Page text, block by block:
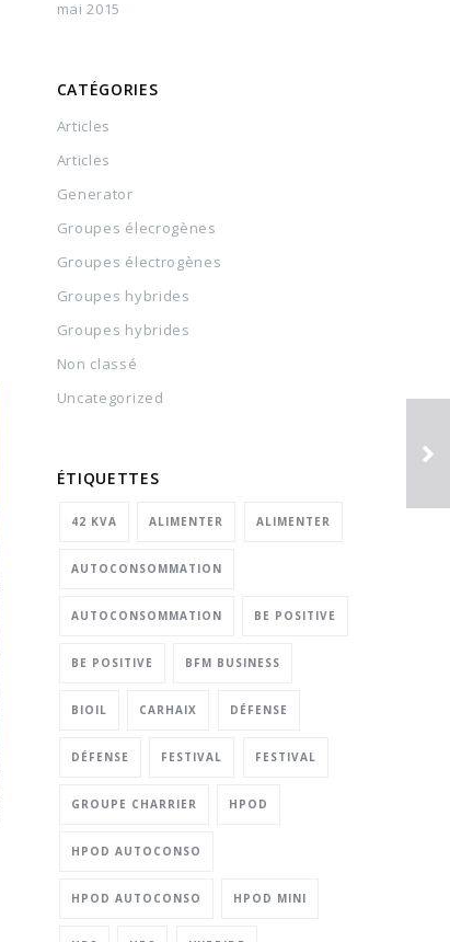
mai 2015
CATÉGORIES
Articles
Articles
Generator
Groupes élecrogènes
Groupes électrogènes
Groupes hybrides
Groupes hybrides
Non classé
Uncategorized
ÉTIQUETTES
42 KVA ALIMENTER ALIMENTER
AUTOCONSOMMATION
AUTOCONSOMMATION BE POSITIVE
BE POSITIVE BFM BUSINESS
BIOIL CARHAIX DÉFENSE
DÉFENSE FESTIVAL FESTIVAL
GROUPE CHARRIER HPOD
HPOD AUTOCONSO
HPOD AUTOCONSO HPOD MINI